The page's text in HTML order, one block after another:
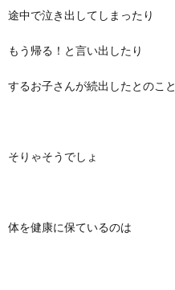
途中で泣き出してしまったり
もう帰る！と言い出したり
するお子さんが続出したとのこと
そりゃそうでしょ
体を健康に保ているのは